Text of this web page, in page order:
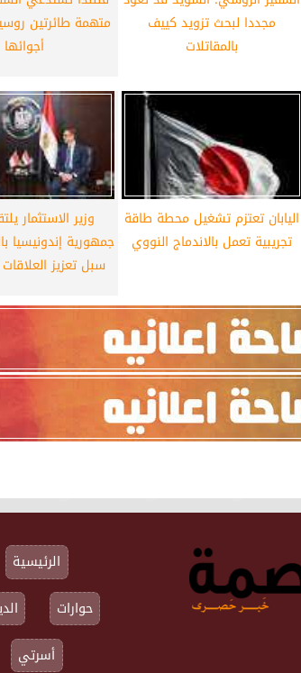
مجددا لبحث تزويد كييف
بالمقاتلات
متهمة طائرتين
أجوائها
اليابان تعتزم تشغيل محطة طاقة
تجريبية تعمل بالاندماج النووي
وزير الاستثمار
جمهورية إندونيسيا
سبل تعزيز
الرئيسية
حوارات
أسرتي